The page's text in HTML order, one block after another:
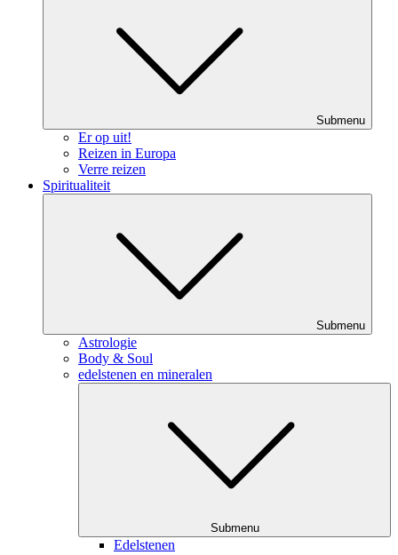
Submenu
Er op uit!
Reizen in Europa
Verre reizen
Spiritualiteit
Submenu
Astrologie
Body & Soul
edelstenen en mineralen
Submenu
Edelstenen